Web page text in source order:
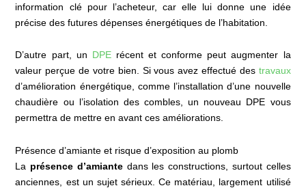
information clé pour l’acheteur, car elle lui donne une idée
précise des futures dépenses énergétiques de l’habitation.
D’autre part, un DPErécent et conforme peut augmenter la
valeur perçue de votre bien. Si vous avez effectué des travaux
d’amélioration énergétique, comme l’installation d’une nouvelle
chaudière ou l’isolation des combles, un nouveau DPE vous
permettra de mettre en avant ces améliorations.
Présence d’amiante et risque d’exposition au plomb
La présence d’amiantedans les constructions, surtout celles
anciennes, est un sujet sérieux. Ce matériau, largement utilisé